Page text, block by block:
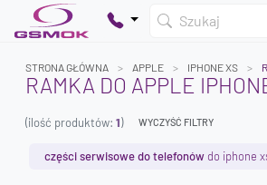
Szukaj
Twój koszyk jest pusty
STRONA GŁÓWNA APPLE IPHONE XS
RAMKA DO APPLE
(ilość produktów: 1) WYCZYŚĆ FILTRY
części serwisowe do telefonów do iphone